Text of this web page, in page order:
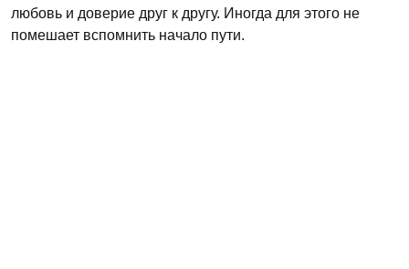
любовь и доверие друг к другу. Иногда для этого не
помешает вспомнить начало пути.